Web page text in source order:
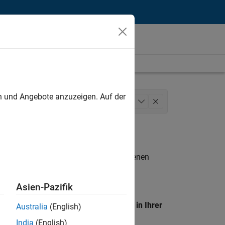
Sales Business Model Team
. Wenn Sie noch immer keine offenen
unseres
Standort, um alle Stellenangebote in Ihrer
Angebote anzuzeigen. Auf der
Asien-Pazifik
Australia (English)
India (English)